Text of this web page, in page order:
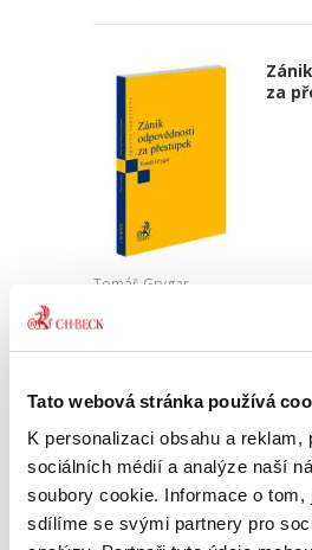
Tato webová stránka používá
K personalizaci obsahu a
sociálních médií a analýze naší
soubory cookie. Informace o tom,
sdílíme se svými partnery pro
za
Tomáš Grygar
550,00 Kč
správněprávní teorie a praxe,
advokátům, akademikům,
soudů nebo pracovníkům
všech druhů a stupňů.